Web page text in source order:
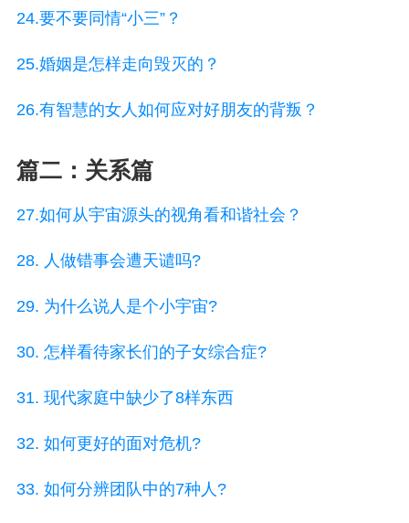
24.要不要同情“小三”？
25.婚姻是怎样走向毁灭的？
26.有智慧的女人如何应对好朋友的背叛？
篇二：关系篇
27.如何从宇宙源头的视角看和谐社会？
28. 人做错事会遭天谴吗?
29. 为什么说人是个小宇宙?
30. 怎样看待家长们的子女综合症?
31. 现代家庭中缺少了8样东西
32. 如何更好的面对危机?
33. 如何分辨团队中的7种人?